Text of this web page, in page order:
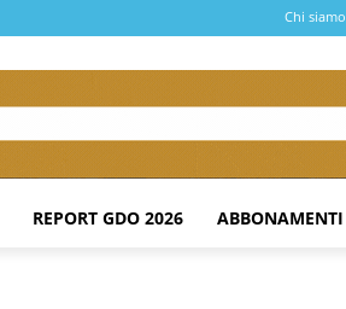
Chi siamo
REPORT GDO 2026 ABBONAMENTI